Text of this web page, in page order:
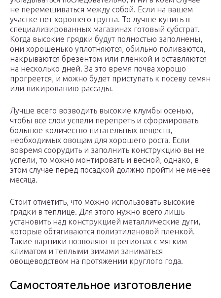
не перемешиваться между собой. Если на вашем
участке нет хорошего грунта. То лучше купить в
специализированных магазинах готовый субстрат.
Когда высокие грядки будут полностью заполнены,
они хорошенько уплотняются, обильно поливаются,
накрываются брезентом или пленкой и оставляются
на несколько дней. За это время почва хорошо
прогреется, и можно будет приступать к посеву семян
или пикированию рассады.
Лучше всего возводить высокие клумбы осенью,
чтобы все слои успели перепреть и сформировать
большое количество питательных веществ,
необходимых овощам для хорошего роста. Если
вовремя соорудить и заполнить конструкцию вы не
успели, то можно монтировать и весной, однако, в
этом случае перед посадкой должно пройти не менее
месяца.
Стоит отметить, что можно использовать высокие
грядки в теплице. Для этого нужно всего лишь
установить над конструкцией металлические дуги,
которые обтягиваются полиэтиленовой пленкой.
Такие парники позволяют в регионах с мягким
климатом и теплыми зимами заниматься
овощеводством на протяжении круглого года.
Самостоятельное изготовление